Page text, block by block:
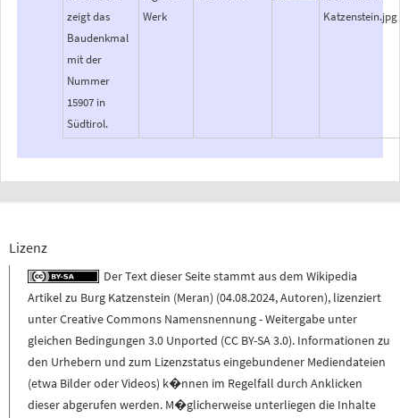
zeigt das
Baudenkmal
mit der
Nummer
15907 in
Südtirol.
Werk
Katzenstein.jpg
Lizenz
Der Text dieser Seite stammt aus dem Wikipedia
Artikel zu Burg Katzenstein (Meran) (04.08.2024,Autoren), lizenziert
unterCreative Commons Namensnennung - Weitergabe unter
gleichen Bedingungen 3.0 Unported (CC BY-SA 3.0). Informationen zu
den Urhebern und zum Lizenzstatus eingebundener Mediendateien
(etwa Bilder oder Videos) k�nnen im Regelfall durch Anklicken
dieser abgerufen werden. M�glicherweise unterliegen die Inhalte